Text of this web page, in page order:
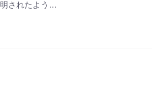
されたよう…